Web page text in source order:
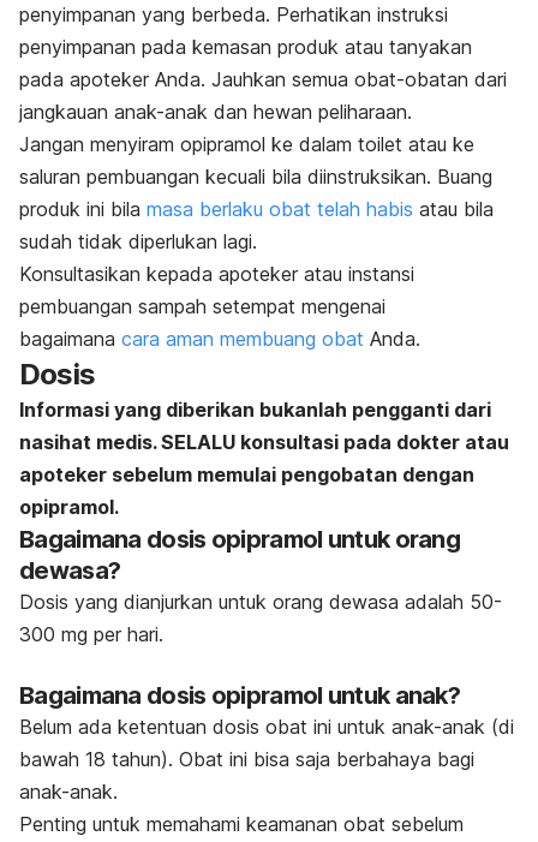
penyimpanan yang berbeda. Perhatikan instruksi
penyimpanan pada kemasan produk atau tanyakan
pada apoteker Anda. Jauhkan semua obat-obatan dari
jangkauan anak-anak dan hewan peliharaan.
Jangan menyiram opipramol ke dalam toilet atau ke
saluran pembuangan kecuali bila diinstruksikan. Buang
produk ini bila masa berlaku obat telah habis atau bila
sudah tidak diperlukan lagi.
Konsultasikan kepada apoteker atau instansi
pembuangan sampah setempat mengenai
bagaimana cara aman membuang obat Anda.
Dosis
Informasi yang diberikan bukanlah pengganti dari
nasihat medis. SELALU konsultasi pada dokter atau
apoteker sebelum memulai pengobatan dengan
opipramol.
Bagaimana dosis opipramol untuk orang
dewasa?
Dosis yang dianjurkan untuk orang dewasa adalah 50-
300 mg per hari.
Bagaimana dosis opipramol untuk anak?
Belum ada ketentuan dosis obat ini untuk anak-anak (di
bawah 18 tahun). Obat ini bisa saja berbahaya bagi
anak-anak.
Penting untuk memahami keamanan obat sebelum